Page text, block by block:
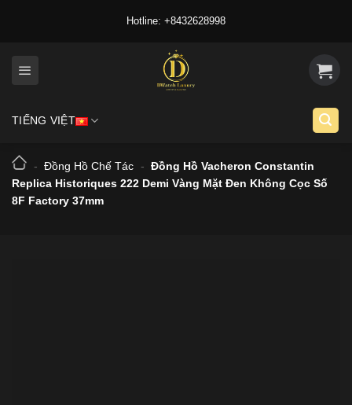
Hotline: +8432628998
TIẾNG VIỆT
- Đồng Hồ Chế Tác - Đồng Hồ Vacheron Constantin
Replica Historiques 222 Demi Vàng Mặt Đen Không Cọc Số
8F Factory 37mm